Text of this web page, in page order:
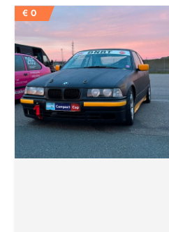
€ 0